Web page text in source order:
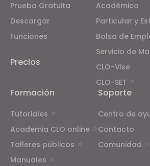
Prueba Gratuita
Descargar
Funciones
Precios
Académico
Particular y
Bolsa de
Servicio de
CLO-Vise
CLO-SET
Formación
Tutoriales
Academia CLO online
Talleres públicos
Manuales
Soporte
Centro de
Contacto
Comunidad